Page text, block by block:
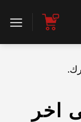
اخر